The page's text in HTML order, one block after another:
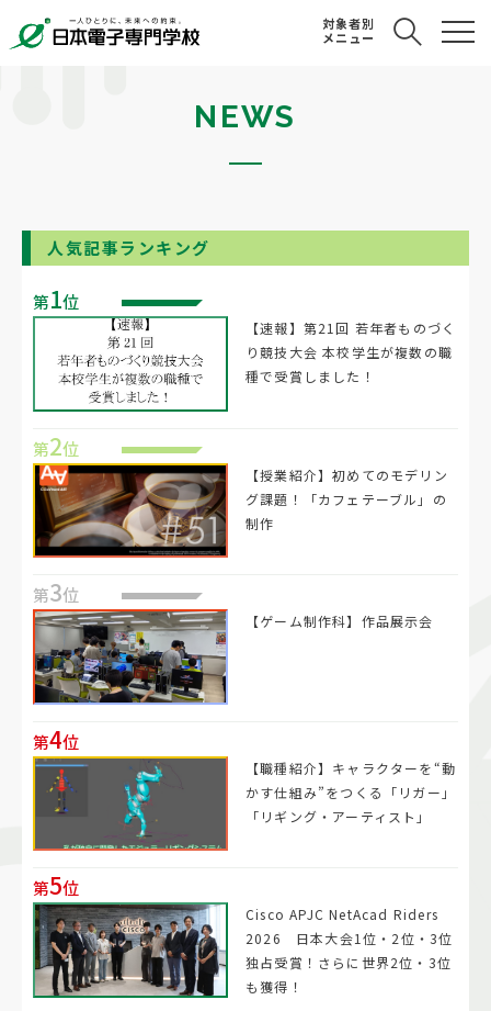
対象者別
メニュー
NEWS
人気記事ランキング
第1位
【速報】第21回 若年者ものづく
り競技大会 本校学生が複数の職
種で受賞しました！
第2位
【授業紹介】初めてのモデリン
グ課題！「カフェテーブル」の
制作
第3位
【ゲーム制作科】作品展示会
第4位
【職種紹介】キャラクターを“動
かす仕組み”をつくる「リガー」
「リギング・アーティスト」
第5位
Cisco APJC NetAcad Riders
2026 日本大会1位・2位・3位
独占受賞！さらに世界2位・3位
も獲得！